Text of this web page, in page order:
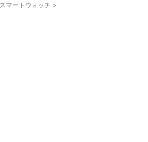
スマートウォッチ >